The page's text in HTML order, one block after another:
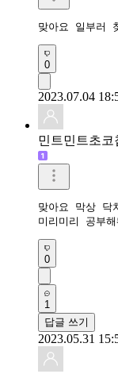
맞아요 일부러
0
2023.07.04
민트민트초코
맞아요 막상 닥
미리미리 공부해
0
1
답글 쓰기
2023.05.31